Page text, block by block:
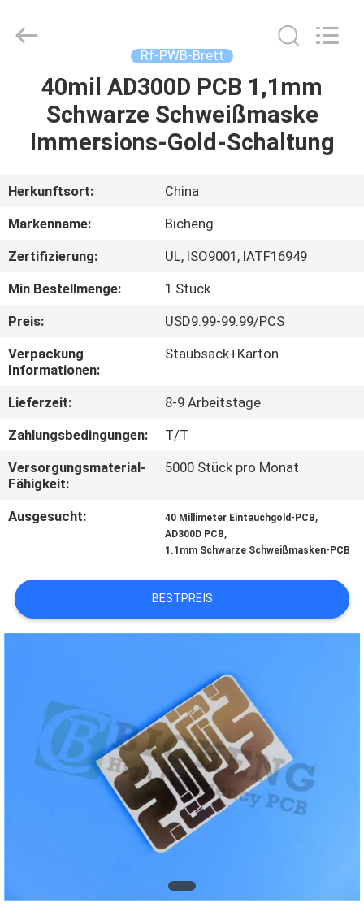
HAUSE
VIDEOS
ÜBER
UNS
WERKSBESICHTIGUNG
QUALITÄTSKONTROLLE
MIT
UNS
FÄLLE
DATENSCHUTZRICHTLINIE
Rf-PWB-Brett
40mil AD300D PCB 1,1mm
Schwarze Schweißmaske
Immersions-Gold-Schaltung
Herkunftsort:
China
Markenname:
Bicheng
Zertifizierung:
UL, ISO9001, IATF16949
Min Bestellmenge:
1 Stück
Preis:
USD9.99-99.99/PCS
Verpackung
Informationen:
Staubsack+Karton
Lieferzeit:
8-9 Arbeitstage
Zahlungsbedingungen:
T/T
Versorgungsmaterial-
Fähigkeit:
5000 Stück pro Monat
Ausgesucht: 40 Millimeter Eintauchgold-PCB,
AD300D PCB,
1.1mm Schwarze Schweißmasken-PCB
BESTPREIS